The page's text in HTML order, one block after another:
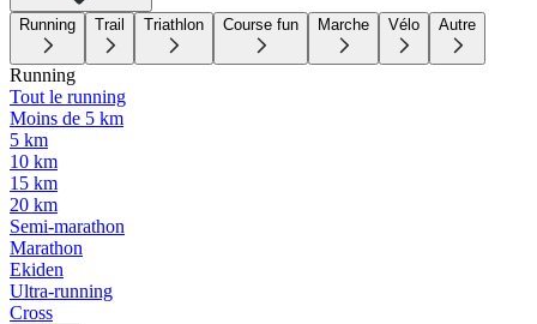
Running Trail Triathlon Course fun Marche Vélo Autre
Running
Tout le running
Moins de 5 km
5 km
10 km
15 km
20 km
Semi-marathon
Marathon
Ekiden
Ultra-running
Cross